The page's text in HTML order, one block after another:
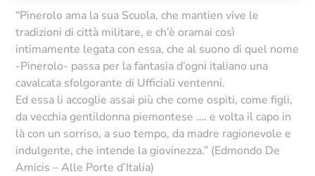
“Pinerolo ama la sua Scuola, che mantien vive le
tradizioni di città militare, e ch’è oramai così
intimamente legata con essa, che al suono di quel nome
-Pinerolo- passa per la fantasia d’ogni italiano una
cavalcata sfolgorante di Ufficiali ventenni.
Ed essa li accoglie assai più che come ospiti, come figli,
da vecchia gentildonna piemontese …. e volta il capo in
là con un sorriso, a suo tempo, da madre ragionevole e
indulgente, che intende la giovinezza.” (Edmondo De
Amicis – Alle Porte d’Italia)